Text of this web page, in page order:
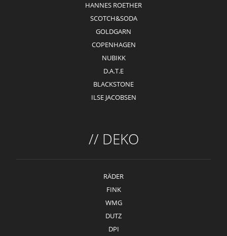
HANNES ROETHER
SCOTCH&SODA
GOLDGARN
COPENHAGEN
NUBIKK
D.A.T.E
BLACKSTONE
ILSE JACOBSEN
// DEKO
RÄDER
FINK
WMG
DUTZ
DPI